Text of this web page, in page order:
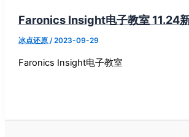
Faronics Insight电子教室 11.24
冰点还原 /2023-09-29
Faronics Insight电子教室